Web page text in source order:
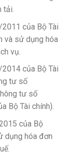
tải.
của Bộ Tài
và sử dụng hóa
vụ.
của Bộ Tài
tư số
tư số
Bộ Tài chính).
của Bộ
dụng hóa đơn